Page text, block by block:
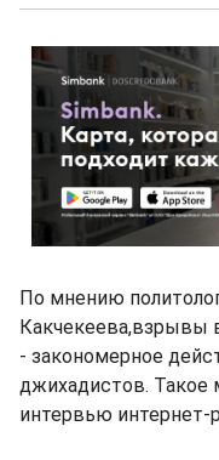
По мнению
Какчекеева,взрывы
- закономерное
джихадистов. Такое
интервью интернет-